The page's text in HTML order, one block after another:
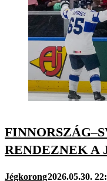
RENDEZNEK A
Jégkorong2026.05.30.